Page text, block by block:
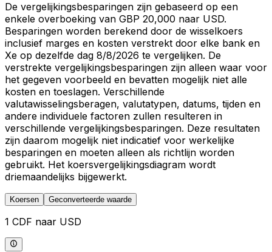
De vergelijkingsbesparingen zijn gebaseerd op een
enkele overboeking van GBP 20,000 naar USD.
Besparingen worden berekend door de wisselkoers
inclusief marges en kosten verstrekt door elke bank en
Xe op dezelfde dag 8/8/2026 te vergelijken. De
verstrekte vergelijkingsbesparingen zijn alleen waar voor
het gegeven voorbeeld en bevatten mogelijk niet alle
kosten en toeslagen. Verschillende
valutawisselingsberagen, valutatypen, datums, tijden en
andere individuele factoren zullen resulteren in
verschillende vergelijkingsbesparingen. Deze resultaten
zijn daarom mogelijk niet indicatief voor werkelijke
besparingen en moeten alleen als richtlijn worden
gebruikt. Het koersvergelijkingsdiagram wordt
driemaandelijks bijgewerkt.
Koersen Geconverteerde waarde
1 CDF naar USD